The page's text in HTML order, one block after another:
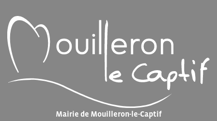
Mairie de Mouilleron-le-Captif